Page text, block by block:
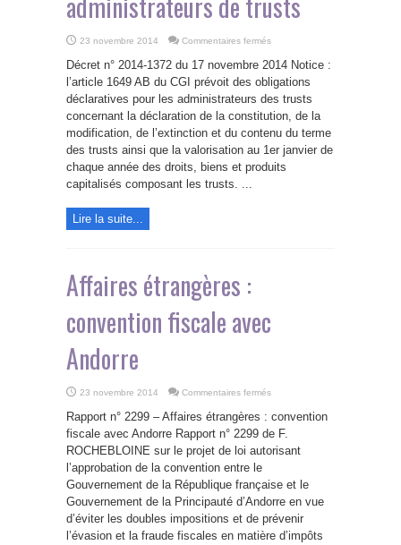
23 novembre 2014 Commentaires fermés
du
17
novembre
2014
relatif
obligations
déclaratives
des
administrateurs
trusts
Décret n° 2014-1372 du 17 novembre 2014 Notice :
l’article 1649 AB du CGI prévoit des obligations
déclaratives pour les administrateurs des trusts
concernant la déclaration de la constitution, de la
modification, de l’extinction et du contenu du terme
des trusts ainsi que la valorisation au 1er janvier de
chaque année des droits, biens et produits
capitalisés composant les trusts. ...
Lire la suite...
Affaires étrangères :
convention fiscale avec
Andorre
23 novembre 2014 Commentaires fermés
étrangères
:
convention
fiscale
avec
Rapport n° 2299 – Affaires étrangères : convention
fiscale avec Andorre Rapport n° 2299 de F.
ROCHEBLOINE sur le projet de loi autorisant
l’approbation de la convention entre le
Gouvernement de la République française et le
Gouvernement de la Principauté d’Andorre en vue
d’éviter les doubles impositions et de prévenir
l’évasion et la fraude fiscales en matière d’impôts